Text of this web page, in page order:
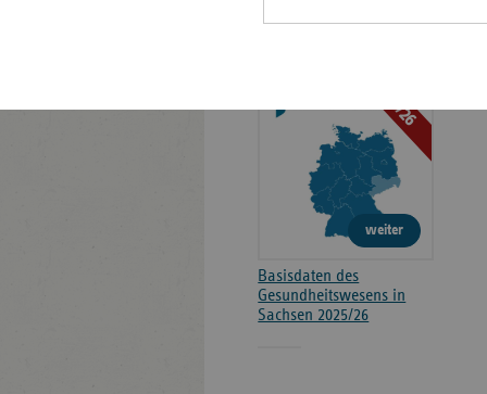
2025/26
weiter
Basisdaten des
Gesundheitswesens in
Sachsen 2025/26